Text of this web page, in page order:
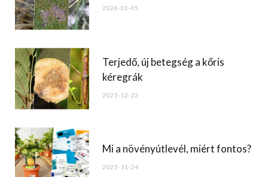
o
2026-01-05
Terjedő, új betegség a kőris
kéregrák
2025-12-22
Mi a növényútlevél, miért fontos?
2025-11-24